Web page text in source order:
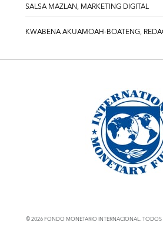
SALSA MAZLAN, MARKETING DIGITAL
KWABENA AKUAMOAH-BOATENG,
© 2026 FONDO MONETARIO INTERNACIONAL. TODOS